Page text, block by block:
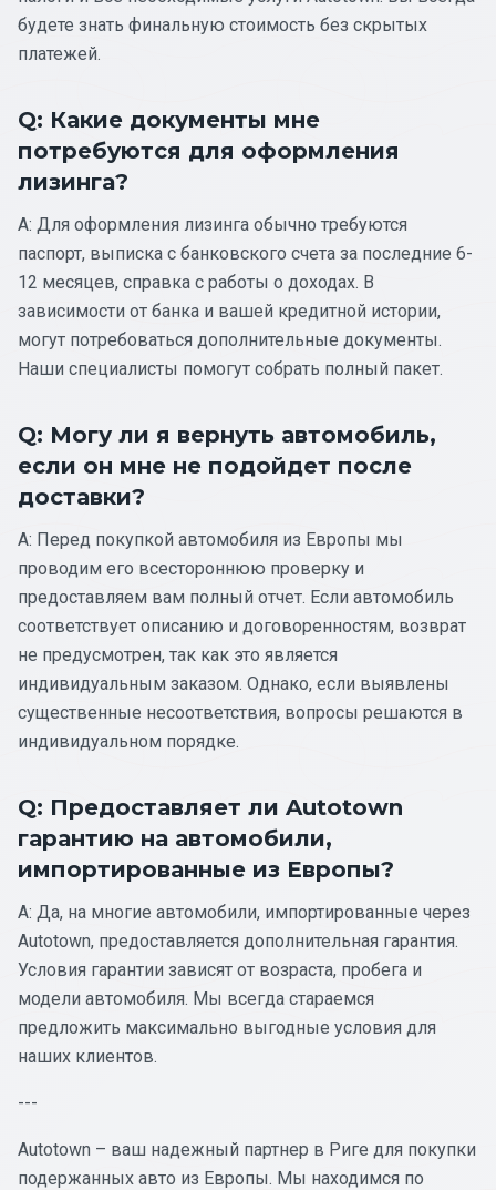
будете знать финальную стоимость без скрытых
платежей.
Q: Какие документы мне
потребуются для оформления
лизинга?
A: Для оформления лизинга обычно требуются
паспорт, выписка с банковского счета за последние 6-
12 месяцев, справка с работы о доходах. В
зависимости от банка и вашей кредитной истории,
могут потребоваться дополнительные документы.
Наши специалисты помогут собрать полный пакет.
Q: Могу ли я вернуть автомобиль,
если он мне не подойдет после
доставки?
A: Перед покупкой автомобиля из Европы мы
проводим его всестороннюю проверку и
предоставляем вам полный отчет. Если автомобиль
соответствует описанию и договоренностям, возврат
не предусмотрен, так как это является
индивидуальным заказом. Однако, если выявлены
существенные несоответствия, вопросы решаются в
индивидуальном порядке.
Q: Предоставляет ли Autotown
гарантию на автомобили,
импортированные из Европы?
A: Да, на многие автомобили, импортированные через
Autotown, предоставляется дополнительная гарантия.
Условия гарантии зависят от возраста, пробега и
модели автомобиля. Мы всегда стараемся
предложить максимально выгодные условия для
наших клиентов.
---
Autotown – ваш надежный партнер в Риге для покупки
подержанных авто из Европы. Мы находимся по